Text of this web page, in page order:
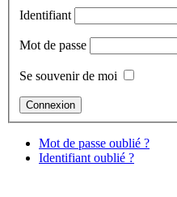
Identifiant
Mot de passe
Se souvenir de moi
Mot de passe oublié ?
Identifiant oublié ?